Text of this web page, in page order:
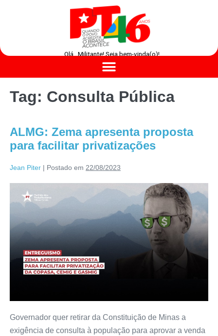
Olá , Militante! Seja bem-vinda(o)!
Tag: Consulta Pública
ALMG: Zema apresenta proposta
para facilitar privatizações
Jean Piter | Postado em 22/08/2023
Governador quer retirar da Constituição de Minas a
exigência de consulta à população para aprovar a venda